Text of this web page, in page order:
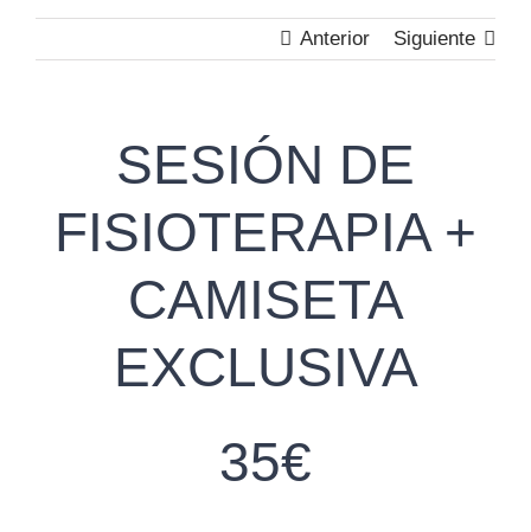
Anterior Siguiente
SESIÓN DE
FISIOTERAPIA +
CAMISETA
EXCLUSIVA
35€